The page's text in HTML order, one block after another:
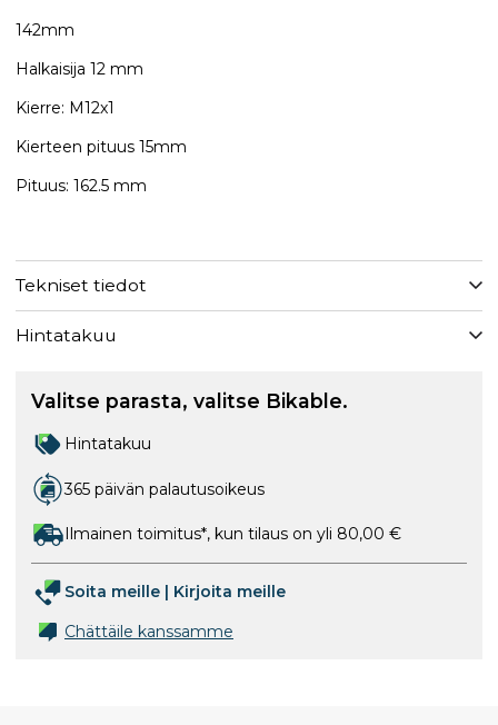
142mm
Halkaisija 12 mm
Kierre: M12x1
Kierteen pituus 15mm
Pituus: 162.5 mm
Tekniset tiedot
Hintatakuu
Valitse parasta, valitse Bikable.
Hintatakuu
365 päivän palautusoikeus
Ilmainen toimitus*, kun tilaus on yli 80,00 €
Soita meille | Kirjoita meille
Chättäile kanssamme